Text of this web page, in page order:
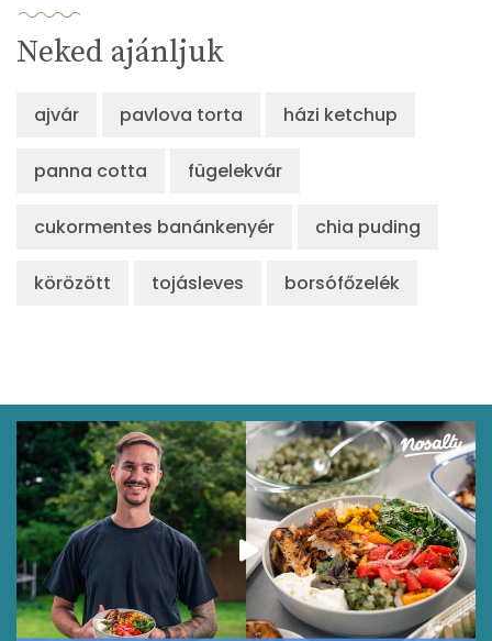
Neked ajánljuk
ajvár pavlova torta házi ketchup
panna cotta fügelekvár
cukormentes banánkenyér chia puding
körözött tojásleves borsófőzelék